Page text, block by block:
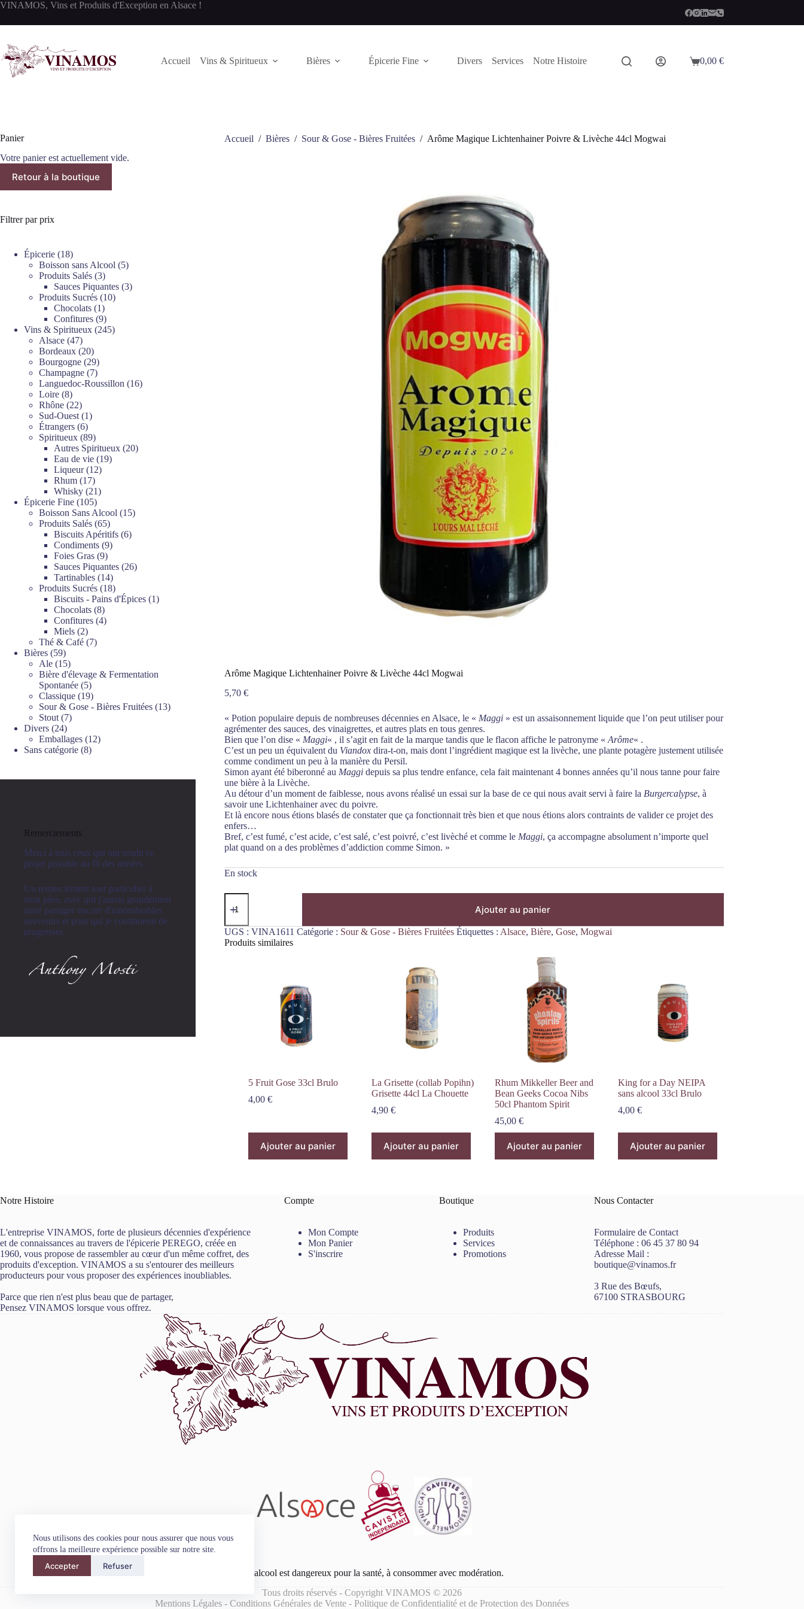
Passer
contenu
Nous utilisons des cookies pour nous assurer que nous vous
offrons la meilleure expérience possible sur notre site.
Accepter Refuser
VINAMOS, Vins et Produits d'Exception en Alsace !
Accueil Vins & Spiritueux Bières Épicerie Fine Divers Services Notre Histoire
Panier
0,00 €
Accueil / Bières / Sour & Gose - Bières Fruitées / Arôme Magique Lichtenhainer Poivre & Livèche 44cl Mogwai
Arôme Magique Lichtenhainer Poivre & Livèche 44cl Mogwai
5,70 €
« Potion populaire depuis de nombreuses décennies en Alsace, le « Maggi» est un assaisonnement liquide que l’on peut utiliser pour
agrémenter des sauces, des vinaigrettes, et autres plats en tous genres.
Bien que l’on dise « Maggi« , il s’agit en fait de la marque tandis que le flacon affiche le patronyme « Arôme« .
C’est un peu un équivalent du Viandoxdira-t-on, mais dont l’ingrédient magique est la livèche, une plante potagère justement utilisée
comme condiment un peu à la manière du Persil.
Simon ayant été biberonné au Maggidepuis sa plus tendre enfance, cela fait maintenant 4 bonnes années qu’il nous tanne pour faire
une bière à la Livèche.
Au détour d’un moment de faiblesse, nous avons réalisé un essai sur la base de ce qui nous avait servi à faire la Burgercalypse, à
savoir une Lichtenhainer avec du poivre.
Et là encore nous étions blasés de constater que ça fonctionnait très bien et que nous étions alors contraints de valider ce projet des
enfers…
Bref, c’est fumé, c’est acide, c’est salé, c’est poivré, c’est livèché et comme le Maggi, ça accompagne absolument n’importe quel
plat quand on a des problèmes d’addiction comme Simon. »
En stock
quantité
de
Magique
Lichtenhainer
Poivre
Ajouter au panier
UGS : VINA1611 Catégorie : Sour & Gose - Bières Fruitées Étiquettes : Alsace, Bière, Gose, Mogwai
Produits similaires
5 Fruit Gose 33cl Brulo
4,00 €
Ajouter au panier
La Grisette (collab Popihn)
Grisette 44cl La Chouette
4,90€
Ajouter au panier
Rhum Mikkeller Beer and
Bean Geeks Cocoa Nibs
50cl Phantom Spirit
45,00€
Ajouter au panier
King for a Day NEIPA
sans alcool 33cl Brulo
4,00€
Ajouter au panier
Panier
Votre panier est actuellement vide.
Retour à la boutique
Filtrer par prix
Épicerie 1818
produits
Boisson sans Alcool 55
Produits Salés 33
produits
Sauces Piquantes 33
Produits Sucrés 1010
Chocolats 11
produit
Confitures 99
produits
Vins & Spiritueux 245245
Alsace 4747
produits
Bordeaux 2020
produits
Bourgogne 2929
produits
Champagne 77
produits
Languedoc-Roussillon 1616
Loire 88
produits
Rhône 2222
produits
Sud-Ouest 11
Étrangers 66
produits
Spiritueux 8989
produits
Autres Spiritueux 2020
Eau de vie 1919
Liqueur 1212
Rhum 1717
produits
Whisky 2121
Épicerie Fine 105105
produits
Boisson Sans Alcool 1515
Produits Salés 6565
produits
Biscuits Apéritifs 66
Condiments 99
Foies Gras 99
produits
Sauces Piquantes 2626
Tartinables 1414
produits
Produits Sucrés 1818
produits
Biscuits - Pains d'Épices 11
Chocolats 88
produits
Confitures 44
Miels 22
produits
Thé & Café 77
Bières 5959
produits
Ale 1515
produits
Bière d'élevage & Fermentation
Spontanée 55
produits
Classique 1919
produits
Sour & Gose - Bières Fruitées 1313
Stout 77
Divers 2424
produits
Emballages 1212
Sans catégorie 88
Remerciements
Merci à tous ceux qui ont rendu ce
projet possible au fil des années.
Un remerciement tout particulier à
mon père, avec qui j'aurais grandement
aimé partager encore d'innombrables
souvenirs et pour qui je continuerai de
progresser.
Notre Histoire
L'entreprise VINAMOS, forte de plusieurs décennies d'expérience
et de connaissances au travers de l'épicerie PEREGO, créée en
1960, vous propose de rassembler au cœur d'un même coffret, des
produits d'exception. VINAMOS a su s'entourer des meilleurs
producteurs pour vous proposer des expériences inoubliables.
Parce que rien n'est plus beau que de partager,
Pensez VINAMOS lorsque vous offrez.
Compte
Mon Compte
Mon Panier
S'inscrire
Boutique
Produits
Services
Promotions
Nous Contacter
Formulaire de Contact
Téléphone :06 45 37 80 94
Adresse Mail :
boutique@vinamos.fr
3 Rue des Bœufs,
67100 STRASBOURG
L'abus d'alcool est dangereux pour la santé, à consommer avec modération.
Tous droits réservés - Copyright VINAMOS © 2026
Mentions Légales- Conditions Générales de Vente- Politique de Confidentialité et de Protection des Données